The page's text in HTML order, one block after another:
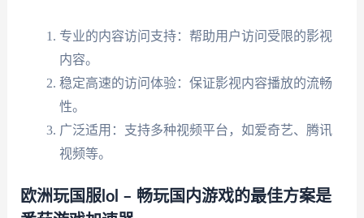
专业的内容访问支持：帮助用户访问受限的影视
内容。
稳定高速的访问体验：保证影视内容播放的流畅
性。
广泛适用：支持多种视频平台，如爱奇艺、腾讯
视频等。
欧洲玩国服lol – 畅玩国内游戏的最佳方案是